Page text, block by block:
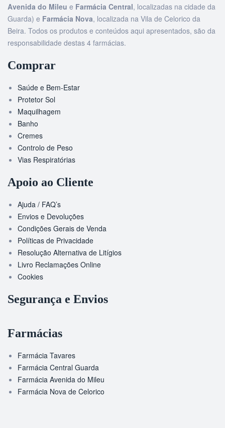
Avenida do Mileu e Farmácia Central, localizadas na cidade da
Guarda) e Farmácia Nova, localizada na Vila de Celorico da
Beira. Todos os produtos e conteúdos aqui apresentados, são da
responsabilidade destas 4 farmácias.
Comprar
Saúde e Bem-Estar
Protetor Sol
Maquilhagem
Banho
Cremes
Controlo de Peso
Vias Respiratórias
Apoio ao Cliente
Ajuda / FAQ’s
Envios e Devoluções
Condições Gerais de Venda
Políticas de Privacidade
Resolução Alternativa de Litígios
Livro Reclamações Online
Cookies
Segurança e Envios
Farmácias
Farmácia Tavares
Farmácia Central Guarda
Farmácia Avenida do Mileu
Farmácia Nova de Celorico